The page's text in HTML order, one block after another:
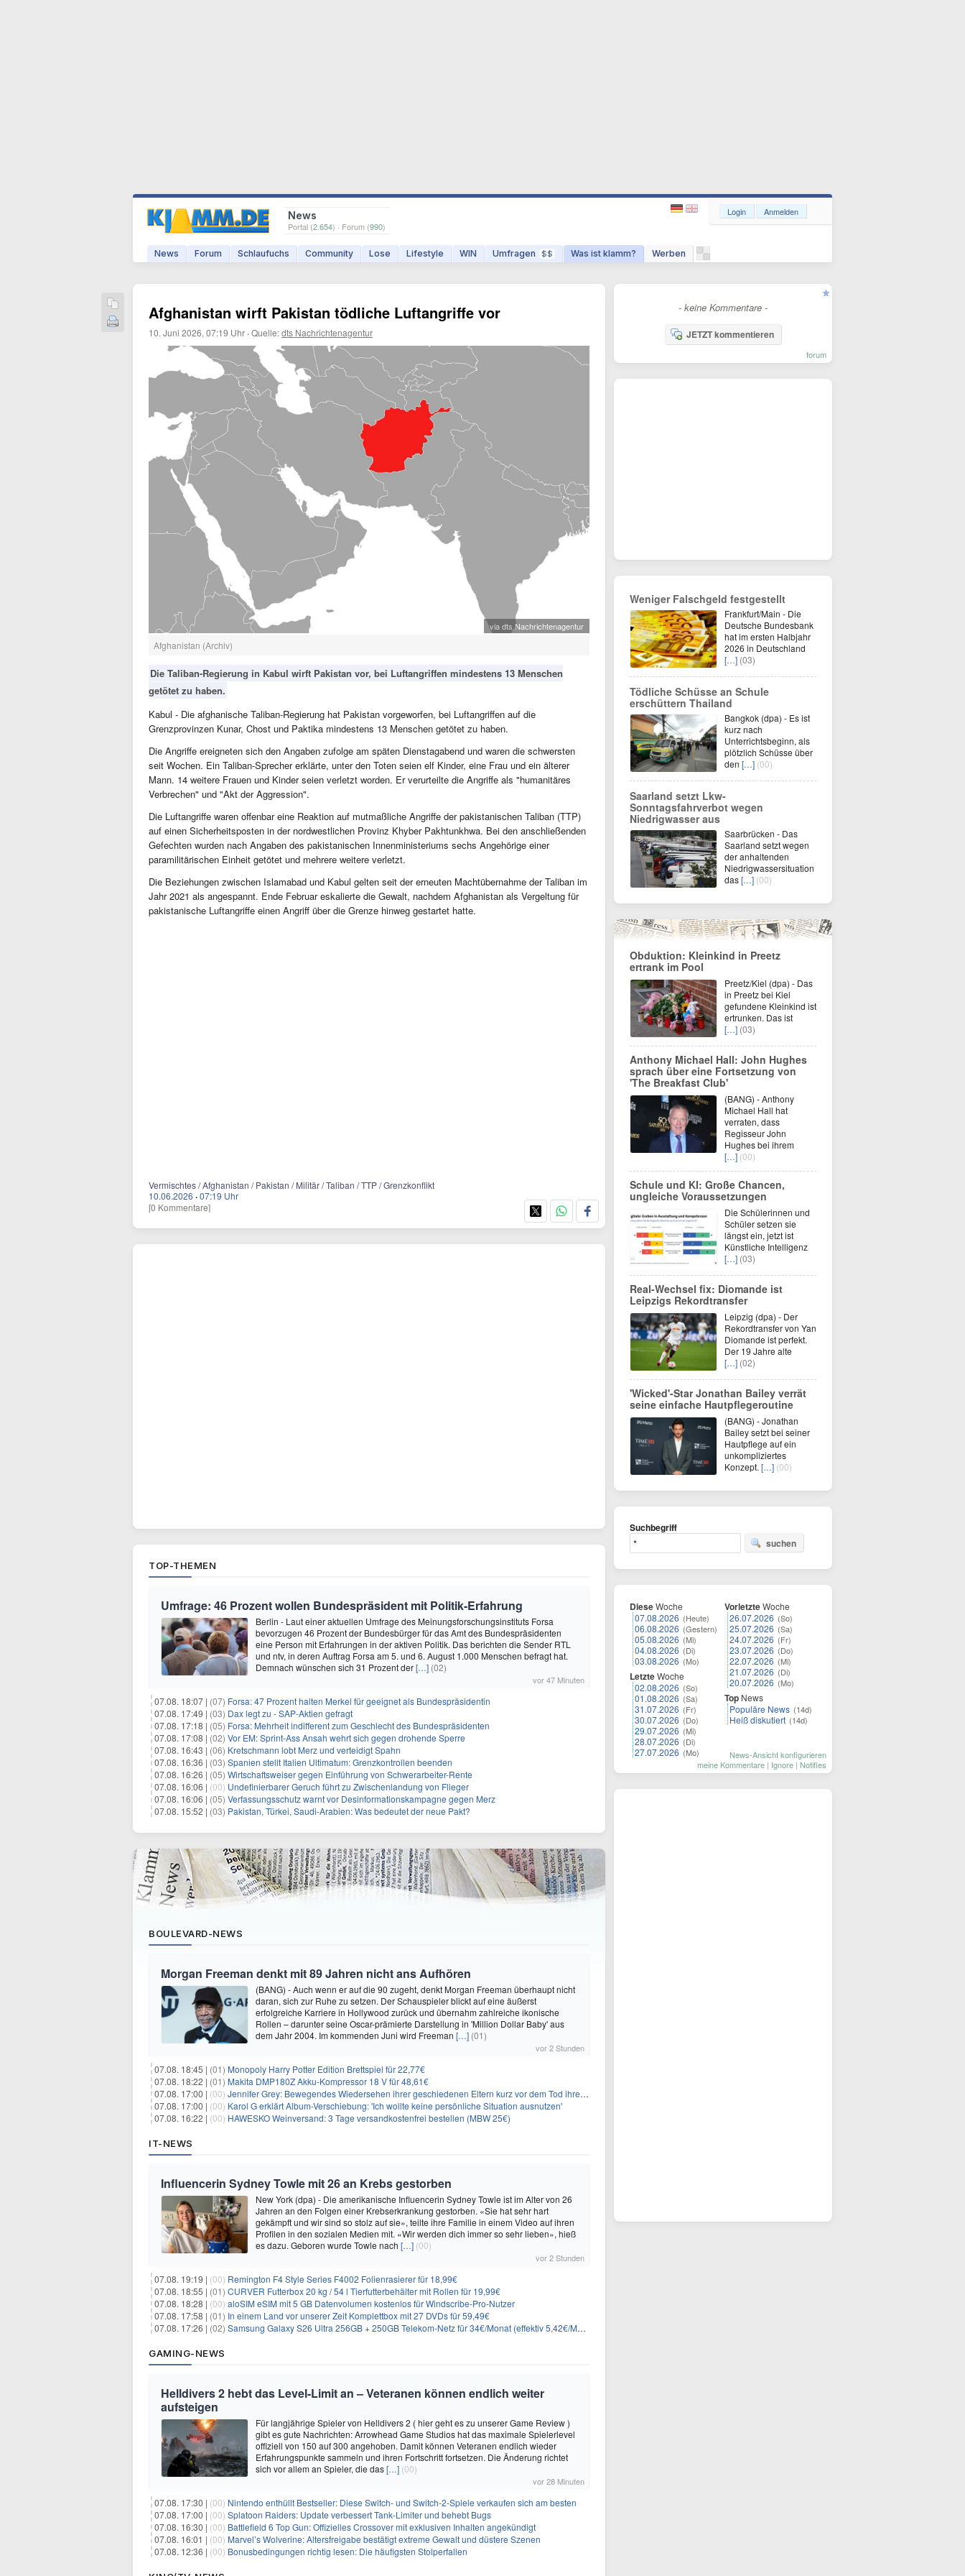
News
Portal (2.654) · Forum (990)
News Forum Schlaufuchs Community Lose Lifestyle WIN Umfragen $$ Was ist klamm? Werben
Login Anmelden
Afghanistan wirft Pakistan tödliche Luftangriffe vor
10. Juni 2026, 07:19 Uhr ·Quelle:dts Nachrichtenagentur
via dts Nachrichtenagentur
Afghanistan (Archiv)
Die Taliban-Regierung in Kabul wirft Pakistan vor, bei Luftangriffen mindestens 13 Menschen
getötet zu haben.
Kabul - Die afghanische Taliban-Regierung hat Pakistan vorgeworfen, bei Luftangriffen auf die
Grenzprovinzen Kunar, Chost und Paktika mindestens 13 Menschen getötet zu haben.
Die Angriffe ereigneten sich den Angaben zufolge am späten Dienstagabend und waren die schwersten
seit Wochen. Ein Taliban-Sprecher erklärte, unter den Toten seien elf Kinder, eine Frau und ein älterer
Mann. 14 weitere Frauen und Kinder seien verletzt worden. Er verurteilte die Angriffe als "humanitäres
Verbrechen" und "Akt der Aggression".
Die Luftangriffe waren offenbar eine Reaktion auf mutmaßliche Angriffe der pakistanischen Taliban (TTP)
auf einen Sicherheitsposten in der nordwestlichen Provinz Khyber Pakhtunkhwa. Bei den anschließenden
Gefechten wurden nach Angaben des pakistanischen Innenministeriums sechs Angehörige einer
paramilitärischen Einheit getötet und mehrere weitere verletzt.
Die Beziehungen zwischen Islamabad und Kabul gelten seit der erneuten Machtübernahme der Taliban im
Jahr 2021 als angespannt. Ende Februar eskalierte die Gewalt, nachdem Afghanistan als Vergeltung für
pakistanische Luftangriffe einen Angriff über die Grenze hinweg gestartet hatte.
Vermischtes / Afghanistan / Pakistan / Militär / Taliban / TTP / Grenzkonflikt
10.06.2026 ·07:19 Uhr
[0 Kommentare]
TOP-THEMEN
Umfrage: 46 Prozent wollen Bundespräsident mit Politik-Erfahrung
Berlin - Laut einer aktuellen Umfrage des Meinungsforschungsinstituts Forsa
bevorzugen 46 Prozent der Bundesbürger für das Amt des Bundespräsidenten
eine Person mit Erfahrungen in der aktiven Politik. Das berichten die Sender RTL
und ntv, in deren Auftrag Forsa am 5. und 6. August 1.000 Menschen befragt hat.
Demnach wünschen sich 31 Prozent der[…] (02)
vor 47 Minuten
07.08. 18:07 | (07) Forsa: 47 Prozent halten Merkel für geeignet als Bundespräsidentin
07.08. 17:49 | (03) Dax legt zu - SAP-Aktien gefragt
07.08. 17:18 | (05) Forsa: Mehrheit indifferent zum Geschlecht des Bundespräsidenten
07.08. 17:08 | (02) Vor EM: Sprint-Ass Ansah wehrt sich gegen drohende Sperre
07.08. 16:43 | (06) Kretschmann lobt Merz und verteidigt Spahn
07.08. 16:36 | (03) Spanien stellt Italien Ultimatum: Grenzkontrollen beenden
07.08. 16:26 | (05) Wirtschaftsweiser gegen Einführung von Schwerarbeiter-Rente
07.08. 16:06 | (00) Undefinierbarer Geruch führt zu Zwischenlandung von Flieger
07.08. 16:06 | (05) Verfassungsschutz warnt vor Desinformationskampagne gegen Merz
07.08. 15:52 | (03) Pakistan, Türkei, Saudi-Arabien: Was bedeutet der neue Pakt?
BOULEVARD-NEWS
Morgan Freeman denkt mit 89 Jahren nicht ans Aufhören
(BANG) - Auch wenn er auf die 90 zugeht, denkt Morgan Freeman überhaupt nicht
daran, sich zur Ruhe zu setzen. Der Schauspieler blickt auf eine äußerst
erfolgreiche Karriere in Hollywood zurück und übernahm zahlreiche ikonische
Rollen – darunter seine Oscar-prämierte Darstellung in 'Million Dollar Baby' aus
dem Jahr 2004. Im kommenden Juni wird Freeman […] (01)
vor 2 Stunden
07.08. 18:45 | (01) Monopoly Harry Potter Edition Brettspiel für 22,77€
07.08. 18:22 | (01) Makita DMP180Z Akku-Kompressor 18 V für 48,61€
07.08. 17:00 | (00) Jennifer Grey: Bewegendes Wiedersehen ihrer geschiedenen Eltern kurz vor dem Tod ihrer Mutter
07.08. 17:00 | (00) Karol G erklärt Album-Verschiebung: 'Ich wollte keine persönliche Situation ausnutzen'
07.08. 16:22 | (00) HAWESKO Weinversand: 3 Tage versandkostenfrei bestellen (MBW 25€)
IT-NEWS
Influencerin Sydney Towle mit 26 an Krebs gestorben
New York (dpa) - Die amerikanische Influencerin Sydney Towle ist im Alter von 26
Jahren an den Folgen einer Krebserkrankung gestorben. «Sie hat sehr hart
gekämpft und wir sind so stolz auf sie», teilte ihre Familie in einem Video auf ihren
Profilen in den sozialen Medien mit. «Wir werden dich immer so sehr lieben», hieß
es dazu. Geboren wurde Towle nach […] (00)
vor 2 Stunden
07.08. 19:19 | (00) Remington F4 Style Series F4002 Folienrasierer für 18,99€
07.08. 18:55 | (01) CURVER Futterbox 20 kg / 54 l Tierfutterbehälter mit Rollen für 19,99€
07.08. 18:28 | (00) aloSIM eSIM mit 5 GB Datenvolumen kostenlos für Windscribe-Pro-Nutzer
07.08. 17:58 | (01) In einem Land vor unserer Zeit Komplettbox mit 27 DVDs für 59,49€
07.08. 17:26 | (02) Samsung Galaxy S26 Ultra 256GB + 250GB Telekom-Netz für 34€/Monat (effektiv 5,42€/Monat)
GAMING-NEWS
Helldivers 2 hebt das Level-Limit an – Veteranen können endlich weiter
aufsteigen
Für langjährige Spieler von Helldivers 2 ( hier geht es zu unserer Game Review )
gibt es gute Nachrichten: Arrowhead Game Studios hat das maximale Spielerlevel
offiziell von 150 auf 300 angehoben. Damit können Veteranen endlich wieder
Erfahrungspunkte sammeln und ihren Fortschritt fortsetzen. Die Änderung richtet
sich vor allem an Spieler, die das[…] (00)
vor 28 Minuten
07.08. 17:30 | (00) Nintendo enthüllt Bestseller: Diese Switch- und Switch-2-Spiele verkaufen sich am besten
07.08. 17:00 | (00) Splatoon Raiders: Update verbessert Tank-Limiter und behebt Bugs
07.08. 16:30 | (00) Battlefield 6 Top Gun: Offizielles Crossover mit exklusiven Inhalten angekündigt
07.08. 16:01 | (00) Marvel’s Wolverine: Altersfreigabe bestätigt extreme Gewalt und düstere Szenen
07.08. 12:36 | (00) Bonusbedingungen richtig lesen: Die häufigsten Stolperfallen
- keine Kommentare -
JETZT kommentieren
forum
Weniger Falschgeld festgestellt
Frankfurt/Main - Die
Deutsche Bundesbank
hat im ersten Halbjahr
2026 in Deutschland
[…] (03)
Tödliche Schüsse an Schule
erschüttern Thailand
Bangkok (dpa) - Es ist
kurz nach
Unterrichtsbeginn, als
plötzlich Schüsse über
den […] (00)
Saarland setzt Lkw-
Sonntagsfahrverbot wegen
Niedrigwasser aus
Saarbrücken - Das
Saarland setzt wegen
der anhaltenden
Niedrigwassersituation
das[…] (00)
Obduktion: Kleinkind in Preetz
ertrank im Pool
Preetz/Kiel (dpa) - Das
in Preetz bei Kiel
gefundene Kleinkind ist
ertrunken. Das ist
[…] (03)
Anthony Michael Hall: John Hughes
sprach über eine Fortsetzung von
'The Breakfast Club'
(BANG) - Anthony
Michael Hall hat
verraten, dass
Regisseur John
Hughes bei ihrem
[…] (00)
Schule und KI: Große Chancen,
ungleiche Voraussetzungen
Die Schülerinnen und
Schüler setzen sie
längst ein, jetzt ist
Künstliche Intelligenz
[…] (03)
Real-Wechsel fix: Diomande ist
Leipzigs Rekordtransfer
Leipzig (dpa) - Der
Rekordtransfer von Yan
Diomande ist perfekt.
Der 19 Jahre alte
[…] (02)
'Wicked'-Star Jonathan Bailey verrät
seine einfache Hautpflegeroutine
(BANG) - Jonathan
Bailey setzt bei seiner
Hautpflege auf ein
unkompliziertes
Konzept. […] (00)
Suchbegriff
suchen
DieseWoche
07.08.2026 (Heute)
06.08.2026 (Gestern)
05.08.2026 (Mi)
04.08.2026 (Di)
03.08.2026 (Mo)
LetzteWoche
02.08.2026 (So)
01.08.2026 (Sa)
31.07.2026 (Fr)
30.07.2026 (Do)
29.07.2026 (Mi)
28.07.2026 (Di)
27.07.2026 (Mo)
VorletzteWoche
26.07.2026 (So)
25.07.2026 (Sa)
24.07.2026 (Fr)
23.07.2026 (Do)
22.07.2026 (Mi)
21.07.2026 (Di)
20.07.2026 (Mo)
Top News
Populäre News (14d)
Heiß diskutiert (14d)
News-Ansicht konfigurieren
meine Kommentare | Ignore | Notifies